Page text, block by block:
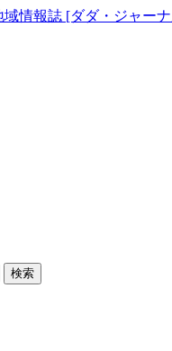
域情報誌 [ダダ・ジャー